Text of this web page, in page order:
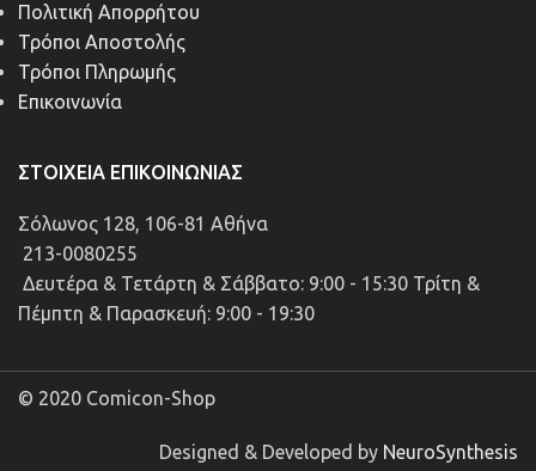
Πολιτική Απορρήτου
Τρόποι Αποστολής
Τρόποι Πληρωμής
Επικοινωνία
ΣΤΟΙΧΕΊΑ ΕΠΙΚΟΙΝΩΝΊΑΣ
Σόλωνος 128, 106-81 Αθήνα
213-0080255
Δευτέρα & Τετάρτη & Σάββατο: 9:00 - 15:30 Τρίτη &
Πέμπτη & Παρασκευή: 9:00 - 19:30
© 2020 Comicon-Shop
Designed & Developed by NeuroSynthesis